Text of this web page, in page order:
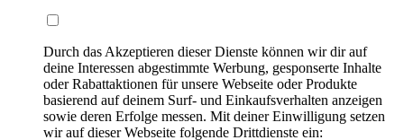
Durch das Akzeptieren dieser Dienste können wir dir auf
deine Interessen abgestimmte Werbung, gesponserte Inhalte
oder Rabattaktionen für unsere Webseite oder Produkte
basierend auf deinem Surf- und Einkaufsverhalten anzeigen
sowie deren Erfolge messen. Mit deiner Einwilligung setzen
wir auf dieser Webseite folgende Drittdienste ein: